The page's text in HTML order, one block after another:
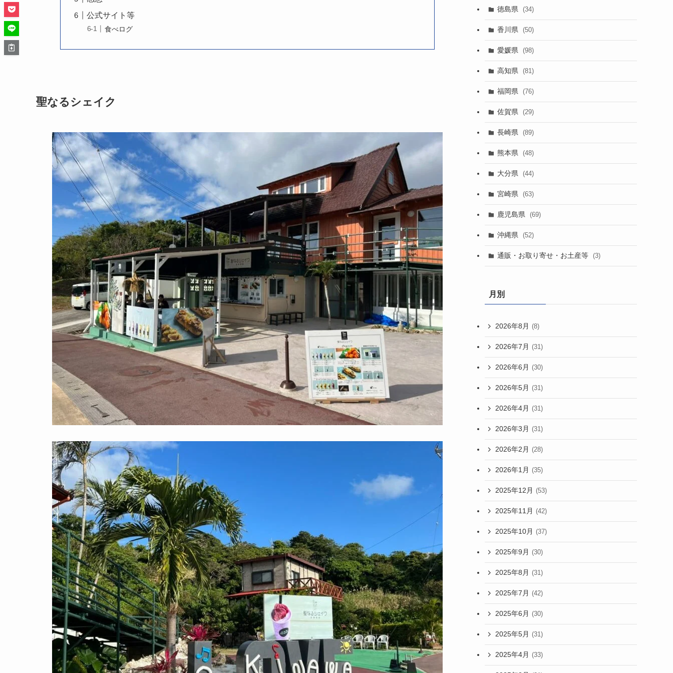
公式サイト等
食べログ
聖なるシェイク
徳島県 (34)
香川県 (50)
愛媛県 (98)
高知県 (81)
福岡県 (76)
佐賀県 (29)
長崎県 (89)
熊本県 (48)
大分県 (44)
宮崎県 (63)
鹿児島県 (69)
沖縄県 (52)
通販・お取り寄せ・お土産等 (3)
月別
2026年8月 (8)
2026年7月 (31)
2026年6月 (30)
2026年5月 (31)
2026年4月 (31)
2026年3月 (31)
2026年2月 (28)
2026年1月 (35)
2025年12月 (53)
2025年11月 (42)
2025年10月 (37)
2025年9月 (30)
2025年8月 (31)
2025年7月 (42)
2025年6月 (30)
2025年5月 (31)
2025年4月 (33)